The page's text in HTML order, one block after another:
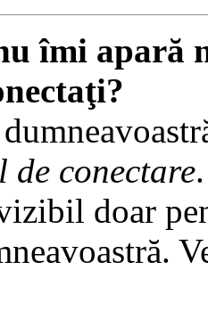
îmi apară
conectare
doar